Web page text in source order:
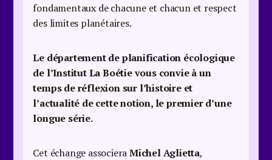
fondamentaux de chacune et chacun et respect
des limites planétaires.
Le département de planification écologique
de l’Institut La Boétie vous convie à un
temps de réflexion sur l’histoire et
l’actualité de cette notion, le premier d’une
longue série.
Cet échange associeraMichel Aglietta,